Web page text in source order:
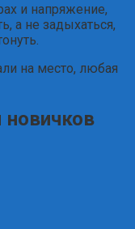
и напряжение,
а не задыхаться,
на место, любая
новичков